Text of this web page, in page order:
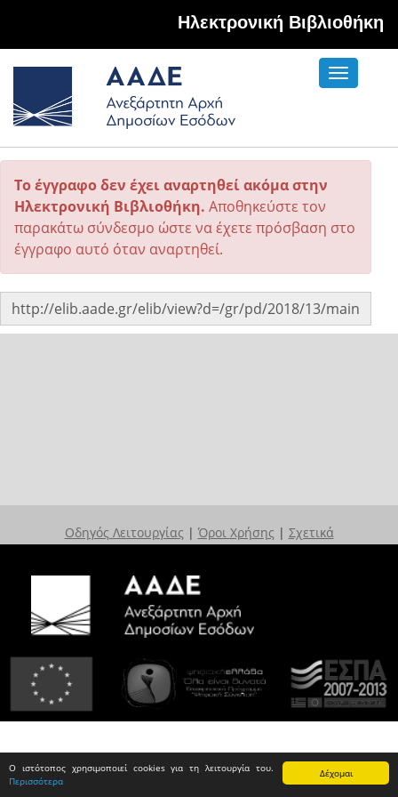
Δέχομαι
Ο ιστότοπος χρησιμοποιεί cookies για τη λειτουργία του.
Περισσότερα
Hλεκτρονική Βιβλιοθήκη
Toggle
Το έγγραφο δεν έχει αναρτηθεί ακόμα στην
Ηλεκτρονική Βιβλιοθήκη. Αποθηκεύστε τον
παρακάτω σύνδεσμο ώστε να έχετε πρόσβαση στο
έγγραφο αυτό όταν αναρτηθεί.
Οδηγός Λειτουργίας | Όροι Χρήσης | Σχετικά